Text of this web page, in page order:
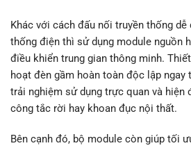
Khác với cách đấu nối truyền thống dễ
thống điện thì sử dụng module nguồn
điều khiển trung gian thông minh.
hoạt đèn gầm hoàn toàn độc lập ngay
trải nghiệm sử dụng trực quan và hiện
công tắc rời hay khoan đục nội thất.
Bên cạnh đó, bộ module còn giúp tối